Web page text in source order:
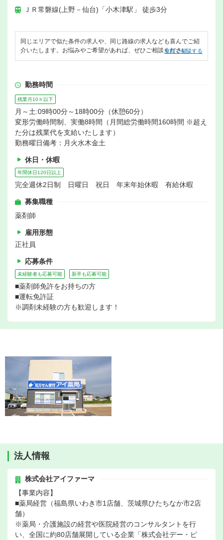
ＪＲ常磐線(上野－仙台)「小木津駅」 徒歩3分
同じエリアで似た条件の求人や、同じ路線の求人なども喜んでご紹
介いたします。お悩みやご希望があれば、ぜひご相談ください。
無料で相談する
勤務時間
残業月10ｈ以下
月～土:09時00分～18時00分（休憩60分）
変形労働時間制、実働8時間（月間総労働時間160時間 ※超え
た分は残業代を支給いたします）
勤務曜日備考：月火水木金土
休日・休暇
年間休日120日以上
完全週休2日制 日曜日 祝日 年末年始休暇 有給休暇
募集職種
薬剤師
雇用形態
正社員
応募条件
未経験者も応募可能 新卒も応募可能
■薬剤師免許をお持ちの方
■運転免許証
※調剤未経験の方も歓迎します！
法人情報
株式会社アイファーマ
【事業内容】
■薬局経営（福島県いわき市1店舗、茨城県ひたちなか市2店
舗）
※薬局・介護施設の経営や医院経営のコンサルタントを行
い、全国に約80店舗展開している企業「株式会社デー・ピ